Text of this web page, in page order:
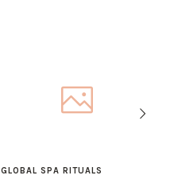
GLOBAL SPA RITUALS